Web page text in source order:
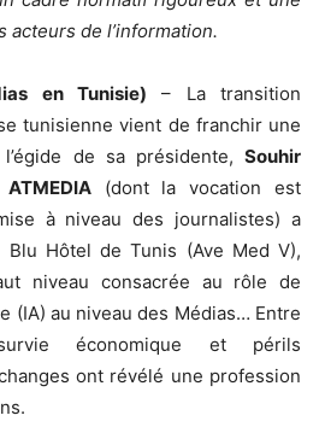
acteurs de l’information.
en Tunisie) – La transition
tunisienne vient de franchir une
de sa présidente, Souhir
ATMEDIA(dont la vocation est
à niveau des journalistes) a
Blu Hôtel de Tunis (Ave Med V),
niveau consacrée au rôle de
(IA) au niveau des Médias… Entre
économique et périls
ont révélé une profession